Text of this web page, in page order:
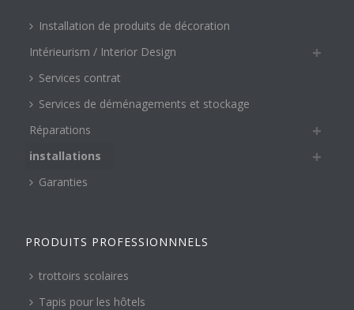
Installation de produits de décoration
Intérieurism / Interior Design
Services contrat
Services de déménagements et stockage
Réparations
installations
Garanties
PRODUITS PROFESSIONNNELS
trottoirs scolaires
Tapis pour les hôtels